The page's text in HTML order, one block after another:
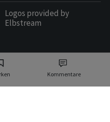
Kommentare
Logos provided by
Elbstream
Schweiz